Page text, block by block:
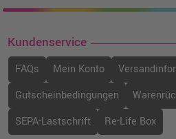
Kundenservice
FAQs Mein Konto
Gutscheinbedingungen
SEPA-Lastschrift
Re-Life Box